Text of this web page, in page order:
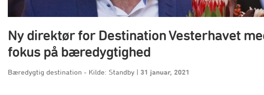
Ny direktør for Destination Vesterhavet
fokus på bæredygtighed
Bæredygtig destination - Kilde: Standby | 31 januar, 2021